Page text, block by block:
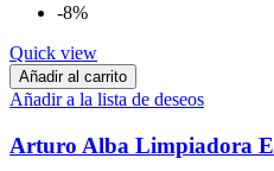
-8%
Quick view
Añadir al carrito
Añadir a la lista de deseos
Arturo Alba Limpiadora